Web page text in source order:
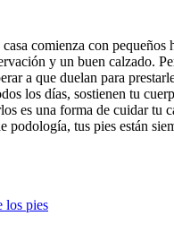
comienza con pequeños
y un buen calzado.
a que duelan para
los días, sostienen tu
es una forma de cuidar tu
podología, tus pies están
los pies